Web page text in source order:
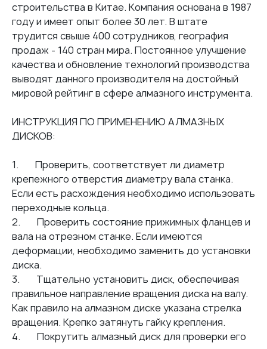
строительства в Китае. Компания основана в 1987
году и имеет опыт более 30 лет. В штате
трудится свыше 400 сотрудников, география
продаж - 140 стран мира. Постоянное улучшение
качества и обновление технологий производства
выводят данного производителя на достойный
мировой рейтинг в сфере алмазного инструмента.
ИНСТРУКЦИЯ ПО ПРИМЕНЕНИЮ АЛМАЗНЫХ
ДИСКОВ:
1. Проверить, соответствует ли диаметр
крепежного отверстия диаметру вала станка.
Если есть расхождения необходимо использовать
переходные кольца.
2. Проверить состояние прижимных фланцев и
вала на отрезном станке. Если имеются
деформации, необходимо заменить до установки
диска.
3. Тщательно установить диск, обеспечивая
правильное направление вращения диска на валу.
Как правило на алмазном диске указана стрелка
вращения. Крепко затянуть гайку крепления.
4. Покрутить алмазный диск для проверки его
FEIYAN (Китай)
400
Гранит
Сегментный
С водой
терминала
Оплата
при получении
Банковской картой
По счетудля юридических лиц